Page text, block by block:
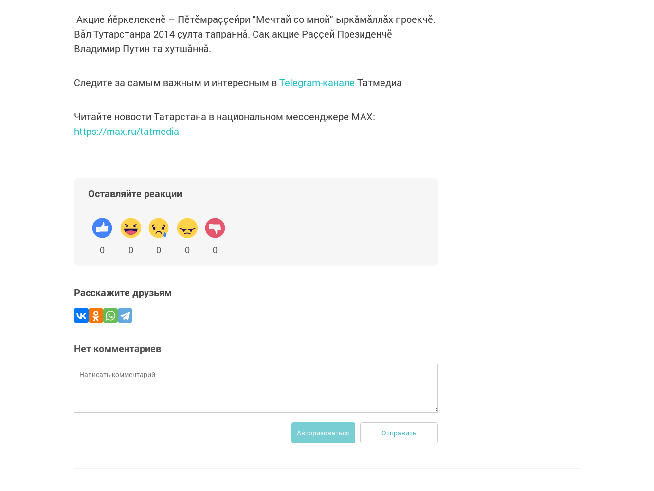
Акцие йӗркелекенӗ – Пӗтӗмраҫҫейри "Мечтай со мной" ыркӑмӑллӑх проекчӗ.
Вӑл Тутарстанра 2014 ҫулта тапраннӑ. Сак акцие Раҫҫей Президенчӗ
Владимир Путин та хутшӑннӑ.
Следите за самым важным и интересным вTelegram-канале Татмедиа
Читайте новости Татарстана в национальном мессенджере MАХ:
https://max.ru/tatmedia
Оставляйте реакции
0 0 0 0 0
Расскажите друзьям
Нет комментариев
Авторизоваться Отправить